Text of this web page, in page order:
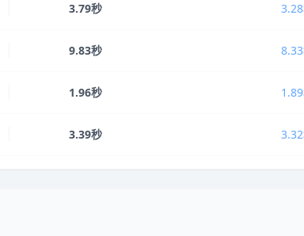
3.79秒
9.83秒
1.96秒
3.39秒